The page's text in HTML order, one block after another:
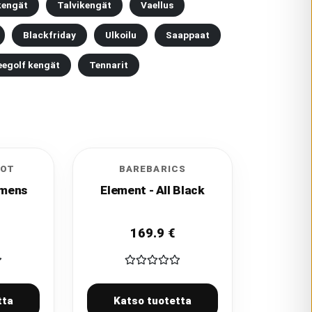
Talvikengät Vaellus
Blackfriday Ulkoilu Saappaat
kengät Tennarit
BAREBARICS
Element - All Black
169.9 €
Katso tuotetta